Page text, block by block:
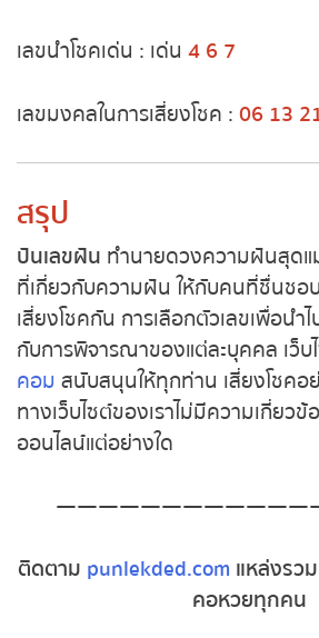
หวยหุ้นรัสเซีย
หวยหุ้นอินเดีย
หวยหุ้นดาวโจนส์
MK Sports
ตัวเลขฝันนำโชคเด็ด ๆ
เลขนำโชคเด่น : เด่น
4 6 7
เลขมงคลในการเสี่ยงโชค :06 13
สรุป
ปันเลขฝันทำนายดวงความฝันสุด
เด็ด ที่เกี่ยวกับความฝัน ให้กับคนที่ชื่
ไปเสี่ยงโชคกันการเลือกตัวเลขเพื่อน
ขึ้นอยู่กับการพิจารณาของแต่ละบุค
เด็ด ดอทคอมสนับสนุนให้ทุกท่าน เสี่
กฎหมาย และทางเว็บไซต์ของเราไม่มี
punlekded.comแหล่งรว